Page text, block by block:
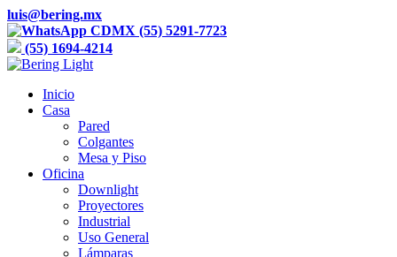
luis@bering.mx
CDMX (55) 5291-7723
(55) 1694-4214
Inicio
Casa
Pared
Colgantes
Mesa y Piso
Oficina
Downlight
Proyectores
Industrial
Uso General
Lámparas